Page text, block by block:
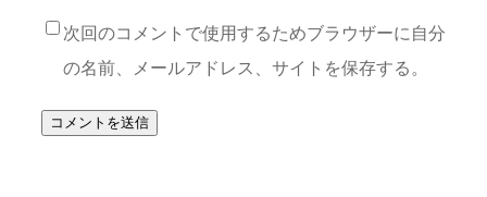
次回のコメントで使用するためブラウザーに自分
の名前、メールアドレス、サイトを保存する。